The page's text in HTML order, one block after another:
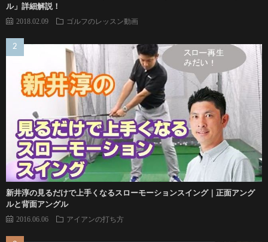
ル」詳細解説！
2018.02.09 ゴルフのレッスン動画
新井淳の見るだけで上手くなるスローモーションスイング｜正面アング
ルと背面アングル
2016.06.06 アイアンの打ち方